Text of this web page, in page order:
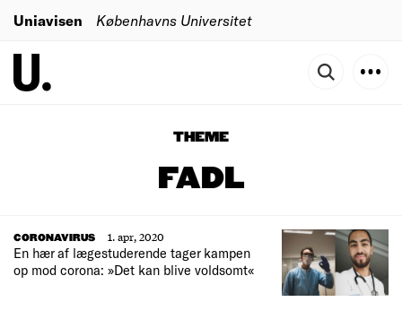
Uniavisen Københavns Universitet
THEME
FADL
CORONAVIRUS
1. apr, 2020
En hær af lægestuderende tager kampen
op mod corona: »Det kan blive voldsomt«